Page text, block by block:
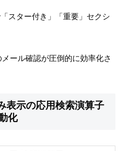
スター付き」「重要」セクシ
ール確認が圧倒的に効率化さ
表示の応用検索演算子
化